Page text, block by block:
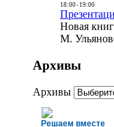
18:00- 19:00
Новая
М.
Архивы
Архивы
Решаем вместе